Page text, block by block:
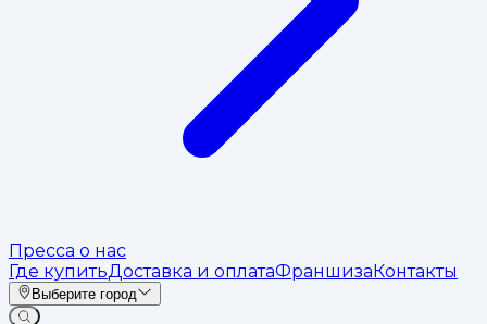
Пресса о нас
Где купитьДоставка и оплатаФраншизаКонтакты
Выберите город